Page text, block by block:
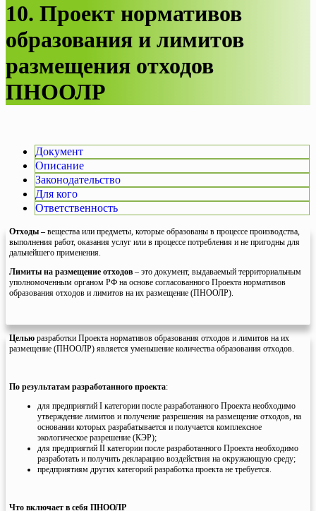
10. Проект нормативов
образования и лимитов
размещения отходов
ПНООЛР
Документ
Описание
Законодательство
Для кого
Ответственность
Отходы – вещества или предметы, которые образованы в процессе производства,
выполнения работ, оказания услуг или в процессе потребления и не пригодны для
дальнейшего применения.
Лимиты на размещение отходов – это документ, выдаваемый территориальным
уполномоченным органом РФ на основе согласованного Проекта нормативов
образования отходов и лимитов на их размещение (ПНООЛР).
Целью разработки Проекта нормативов образования отходов и лимитов на их
размещение (ПНООЛР) является уменьшение количества образования отходов.
По результатам разработанного проекта:
для предприятий I категории после разработанного Проекта необходимо
утверждение лимитов и получение разрешения на размещение отходов, на
основании которых разрабатывается и получается комплексное
экологическое разрешение (КЭР);
для предприятий II категории после разработанного Проекта необходимо
разработать и получить декларацию воздействия на окружающую среду;
предприятиям других категорий разработка проекта не требуется.
Что включает в себя ПНООЛР